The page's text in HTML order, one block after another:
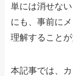
単には消せな
にも、事前に
理解することが
本記事では、